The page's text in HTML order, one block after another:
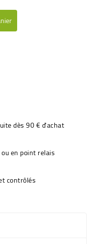
dès 90 € d'achat
en point relais
contrôlés